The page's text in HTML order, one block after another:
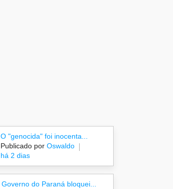
O "genocida" foi inocenta...
Publicado por Oswaldo
há 2 dias
Governo do Paraná bloquei...